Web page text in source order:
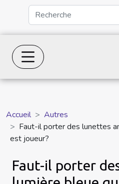
Accueil
Autres
Faut-il porter des lunettes
est joueur?
Faut-il porter